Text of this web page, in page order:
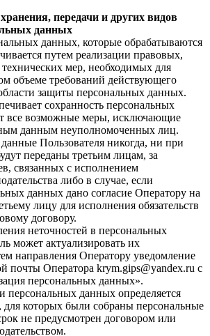
передачи и других видов
данных
данных, которые обрабатываются
путем реализации правовых,
мер, необходимых для
объеме требований действующего
защиты персональных данных.
сохранность персональных
все возможные меры, исключающие
данным неуполномоченных лиц.
Пользователя никогда, ни при
переданы третьим лицам, за
связанных с исполнением
либо в случае, если
данных дано согласие Оператору на
лицу для исполнения обязательств
договору.
неточностей в персональных
может актуализировать их
направления Оператору уведомление
почты Оператора krym.gips@yandex.ru с
персональных данных».
персональных данных определяется
для которых были собраны персональные
не предусмотрен договором или